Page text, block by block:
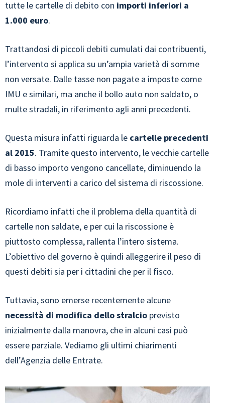
tutte le cartelle di debito con importi inferiori a
1.000 euro.
Trattandosi di piccoli debiti cumulati dai contribuenti,
l’intervento si applica su un’ampia varietà di somme
non versate. Dalle tasse non pagate a imposte come
IMU e similari, ma anche il bollo auto non saldato, o
multe stradali, in riferimento agli anni precedenti.
Questa misura infatti riguarda le cartelle precedenti
al 2015. Tramite questo intervento, le vecchie cartelle
di basso importo vengono cancellate, diminuendo la
mole di interventi a carico del sistema di riscossione.
Ricordiamo infatti che il problema della quantità di
cartelle non saldate, e per cui la riscossione è
piuttosto complessa, rallenta l’intero sistema.
L’obiettivo del governo è quindi alleggerire il peso di
questi debiti sia per i cittadini che per il fisco.
Tuttavia, sono emerse recentemente alcune
necessità di modifica dello stralcio previsto
inizialmente dalla manovra, che in alcuni casi può
essere parziale. Vediamo gli ultimi chiarimenti
dell’Agenzia delle Entrate.